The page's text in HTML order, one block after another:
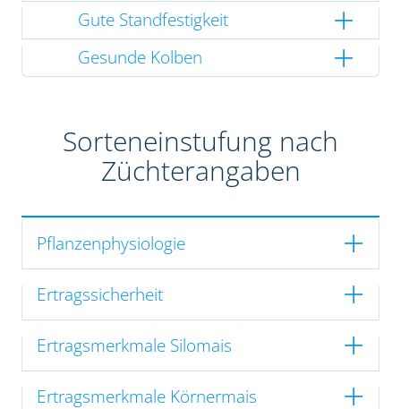
Gute Standfestigkeit
Gesunde Kolben
Sorteneinstufung nach
Züchterangaben
Pflanzenphysiologie
Ertragssicherheit
Ertragsmerkmale Silomais
Ertragsmerkmale Körnermais